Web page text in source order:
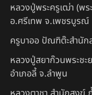
หลวงปู่พระครูเฒ่า (พ
อ.ศรีเทพ จ.เพชรบูรณ์
ครูบาออ ปัณฑิต๊ะสำนัก
หลวงปู่สยาก๊วนพระชะ
อำเภอลี้ จ.ลำพูน